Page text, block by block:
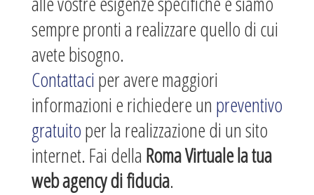
sempre pronti a realizzare quello di cui
avete bisogno.
Contattaci per avere maggiori
informazioni e richiedere un preventivo
gratuitoper la realizzazione di un sito
internet. Fai della Roma Virtuale la tua
web agency di fiducia.